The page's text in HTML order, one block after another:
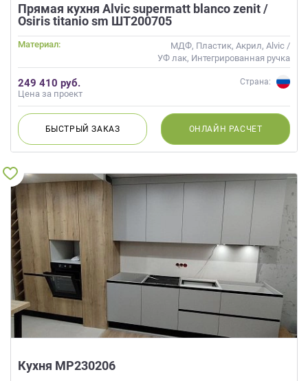
Прямая кухня Alvic supermatt blanco zenit /
Osiris titanio sm ШТ200705
Материал:
МДФ, Пластик, Акрил, Alvic /
УФ лак, Интегрированная ручка
249 410 руб.
Цена за проект
Страна:
БЫСТРЫЙЗАКАЗ ОНЛАЙН РАСЧЕТ
Кухня МР230206